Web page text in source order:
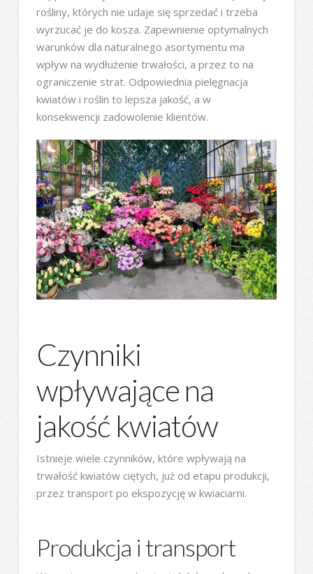
rośliny, których nie udaje się sprzedać i trzeba
wyrzucać je do kosza. Zapewnienie optymalnych
warunków dla naturalnego asortymentu ma
wpływ na wydłużenie trwałości, a przez to na
ograniczenie strat. Odpowiednia pielęgnacja
kwiatów i roślin to lepsza jakość, a w
konsekwencji zadowolenie klientów.
Czynniki
wpływające na
jakość kwiatów
Istnieje wiele czynników, które wpływają na
trwałość kwiatów ciętych, już od etapu produkcji,
przez transport po ekspozycję w kwiaciarni.
Produkcja i transport